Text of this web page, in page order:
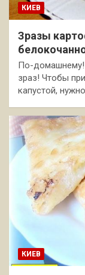
КИЕВ
Зразы
По-домашнему!
зраз! Чтобы
капустой,
КИЕВ